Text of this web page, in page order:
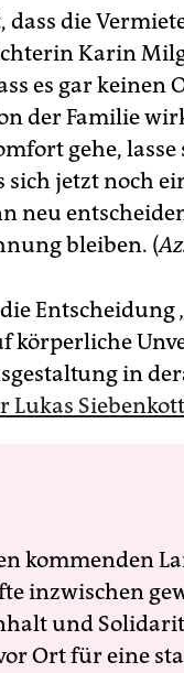
dass die
Karin
es gar keinen
der Familie
gehe,
sich jetzt noch
neu
bleiben. (
Entscheidung
körperliche
in
kommenden
inzwischen
und
Ort für eine